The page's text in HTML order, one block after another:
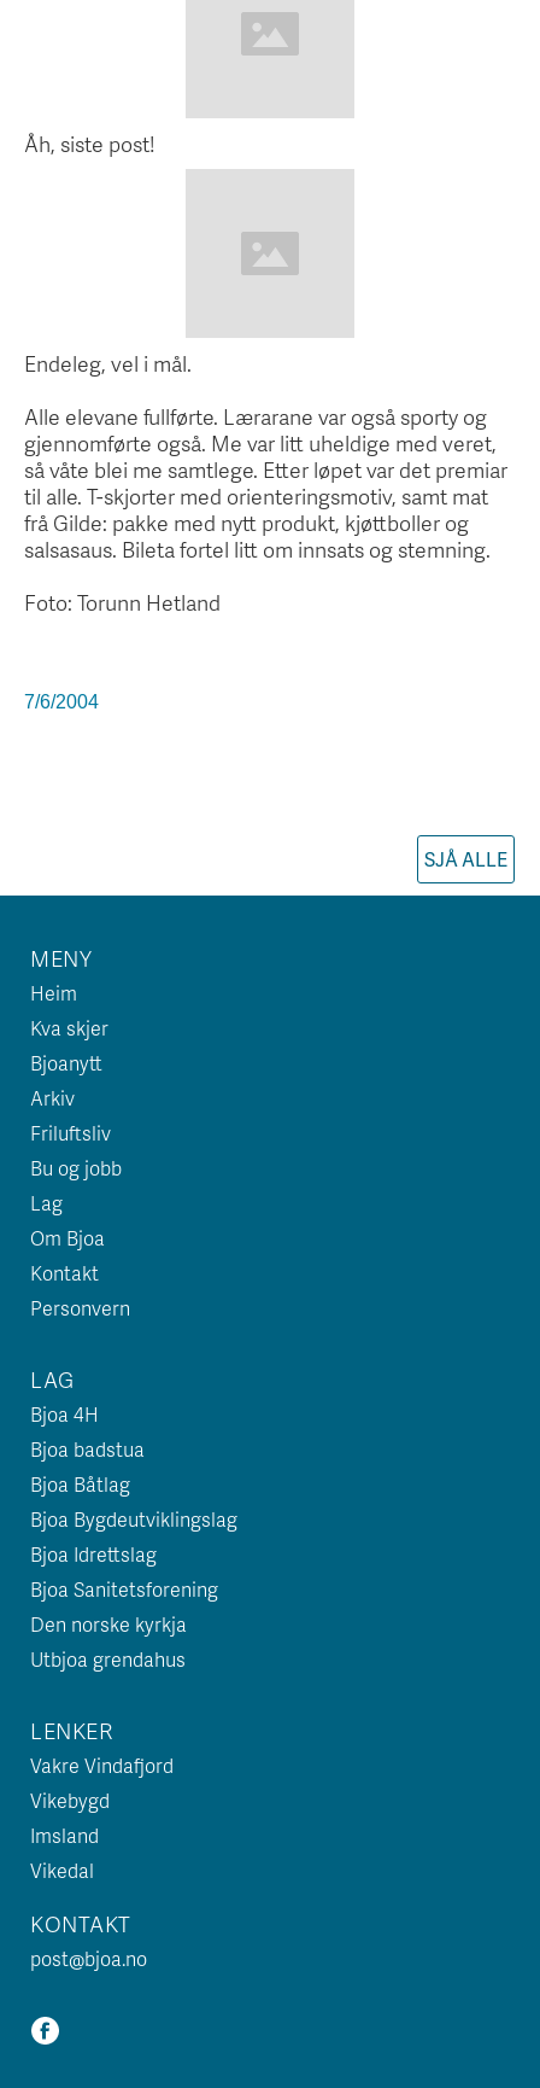
Åh, siste post!
Endeleg, vel i mål.
Alle elevane fullførte. Lærarane var også sporty og
gjennomførte også. Me var litt uheldige med veret,
så våte blei me samtlege. Etter løpet var det premiar
til alle. T-skjorter med orienteringsmotiv, samt mat
frå Gilde: pakke med nytt produkt, kjøttboller og
salsasaus. Bileta fortel litt om innsats og stemning.
Foto: Torunn Hetland
7/6/2004
SJÅ ALLE
MENY
Heim
Kva skjer
Bjoanytt
Arkiv
Friluftsliv
Bu og jobb
Lag
Om Bjoa
Kontakt
Personvern
LAG
Bjoa 4H
Bjoa badstua
Bjoa Båtlag
Bjoa Bygdeutviklingslag
Bjoa Idrettslag
Bjoa Sanitetsforening
Den norske kyrkja
Utbjoa grendahus
LENKER
Vakre Vindafjord
Vikebygd
Imsland
Vikedal
KONTAKT
post@bjoa.no